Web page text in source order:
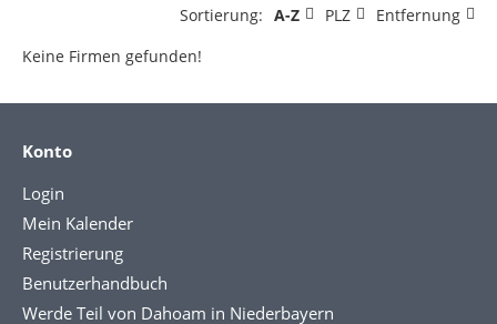
Sortierung: A-Z PLZ
Entfernung
Keine Firmen gefunden!
Konto
Login
Mein Kalender
Registrierung
Benutzerhandbuch
Werde Teil von Dahoam in Niederbayern